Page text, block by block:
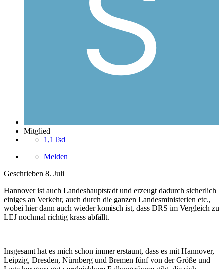
Mitglied
1,1Tsd
Melden
Geschrieben 8. Juli
Hannover ist auch Landeshauptstadt und erzeugt dadurch sicherlich
einiges an Verkehr, auch durch die ganzen Landesministerien etc.,
wobei hier dann auch wieder komisch ist, dass DRS im Vergleich zu
LEJ nochmal richtig krass abfällt.
Insgesamt hat es mich schon immer erstaunt, dass es mit Hannover,
Leipzig, Dresden, Nürnberg und Bremen fünf von der Größe und